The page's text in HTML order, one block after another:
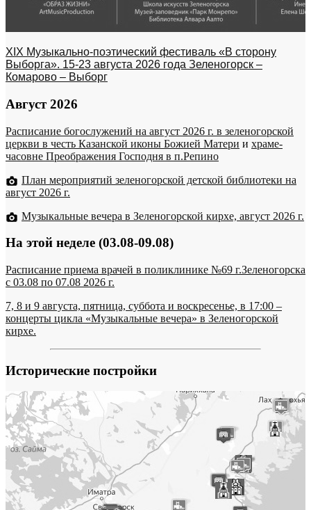
XIX Музыкально-поэтический фестиваль «В сторону
Выборга». 15-23 августа 2026 года Зеленогорск –
Комарово – Выборг
Август 2026
Расписание богослужений на август 2026 г. в зеленогорской
церкви в честь Казанской иконы Божией Матери и храме-
часовне Преображения Господня в п.Репино
План мероприятий зеленогорской детской библиотеки на
август 2026 г.
Музыкальные вечера в Зеленогорской кирхе, август 2026 г.
На этой неделе (03.08-09.08)
Расписание приема врачей в поликлинике №69 г.Зеленогорска
c 03.08 по 07.08 2026 г.
7, 8 и 9 августа, пятница, суббота и воскресенье, в 17:00 –
концерты цикла «Музыкальные вечера» в Зеленогорской
кирхе.
Исторические постройки